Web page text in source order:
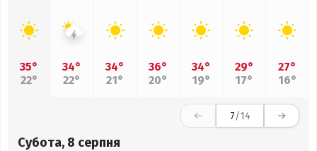
35°
22°
34°
22°
34°
21°
36°
20°
34°
19°
29°
17°
27°
16°
7/14
Субота, 8 серпня